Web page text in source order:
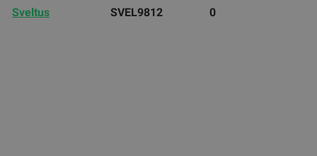
Sveltus SVEL9812 0